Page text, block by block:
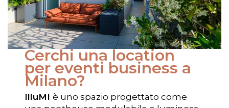
Cerchi una location
per eventi business a
Milano?
IlluMIè uno spazio progettato come